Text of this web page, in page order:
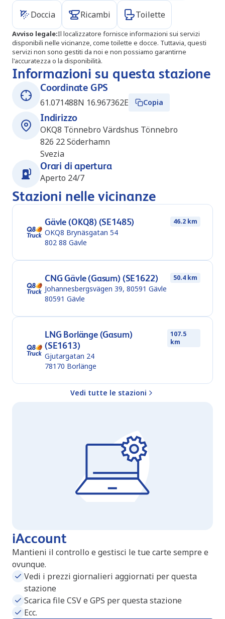
Doccia Ricambi Toilette
Avviso legale:Il localizzatore fornisce informazioni sui servizi
disponibili nelle vicinanze, come toilette e docce. Tuttavia, questi
servizi non sono gestiti da noi e non possiamo garantirne
l'accuratezza o la disponibilità.
Informazioni su questa stazione
Coordinate GPS
61.071488N 16.967362E
Copia
Indirizzo
OKQ8 Tönnebro Värdshus Tönnebro
826 22Söderhamn
Svezia
Orari di apertura
Aperto 24/7
Stazioni nelle vicinanze
Gävle (OKQ8) (SE1485) 46.2 km
OKQ8 Brynäsgatan 54
802 88 Gävle
CNG Gävle (Gasum) (SE1622) 50.4 km
Johannesbergsvägen 39, 80591 Gävle
80591 Gävle
LNG Borlänge (Gasum)
(SE1613)
107.5
km
Gjutargatan 24
78170 Borlänge
Vedi tutte le stazioni
iAccount
Mantieni il controllo e gestisci le tue carte sempre e
ovunque.
Vedi i prezzi giornalieri aggiornati per questa
stazione
Scarica file CSV e GPS per questa stazione
Ecc.